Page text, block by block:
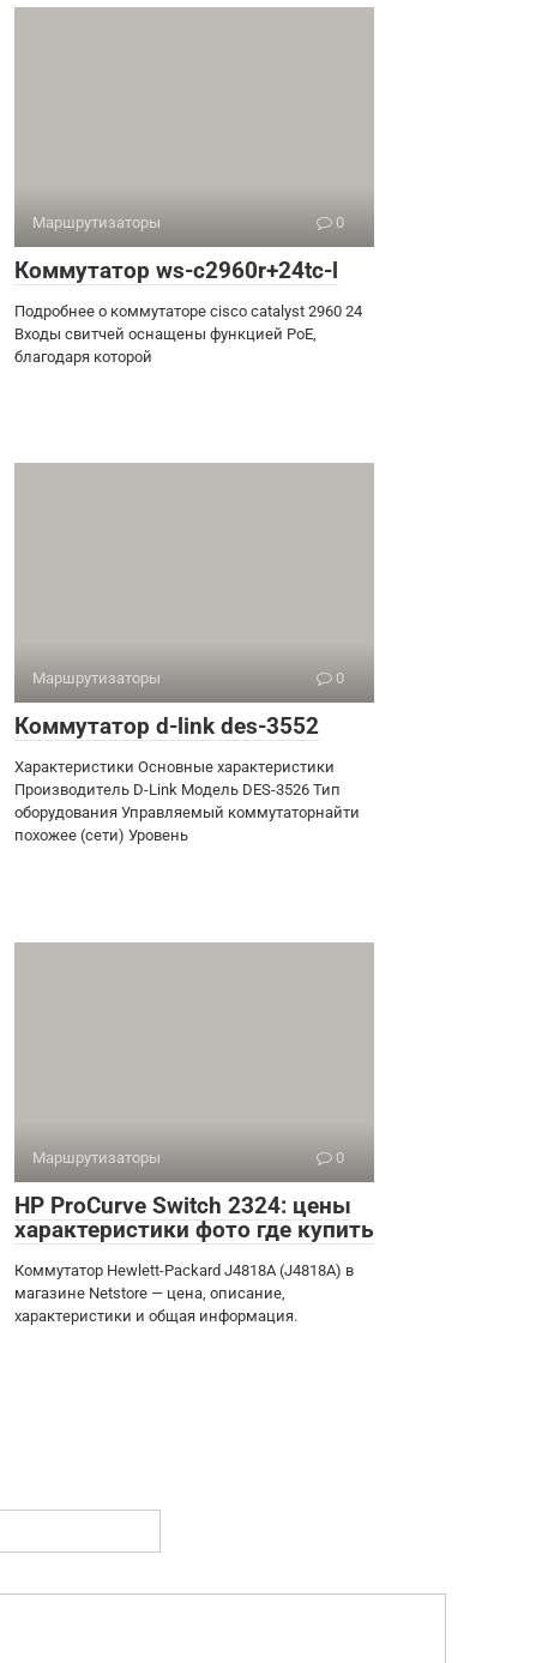
Маршрутизаторы 0
Коммутатор ws-c2960r+24tc-l
Подробнее о коммутаторе cisco catalyst 2960 24
Входы свитчей оснащены функцией PoE,
благодаря которой
Маршрутизаторы 0
Коммутатор d-link des-3552
Характеристики Основные характеристики
Производитель D-Link Модель DES-3526 Тип
оборудования Управляемый коммутаторнайти
похожее (сети) Уровень
Маршрутизаторы 0
HP ProCurve Switch 2324: цены
характеристики фото где купить
Коммутатор Hewlett-Packard J4818A (J4818A) в
магазине Netstore — цена, описание,
характеристики и общая информация.